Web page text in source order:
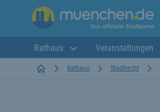
Rathaus Veranstaltungen
StartseiteRathaus Stadtrecht